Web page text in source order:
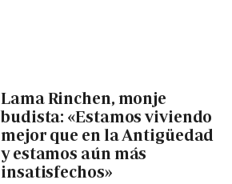
Lama Rinchen, monje
budista: «Estamos viviendo
mejor que en la Antigüedad
y estamos aún más
insatisfechos»